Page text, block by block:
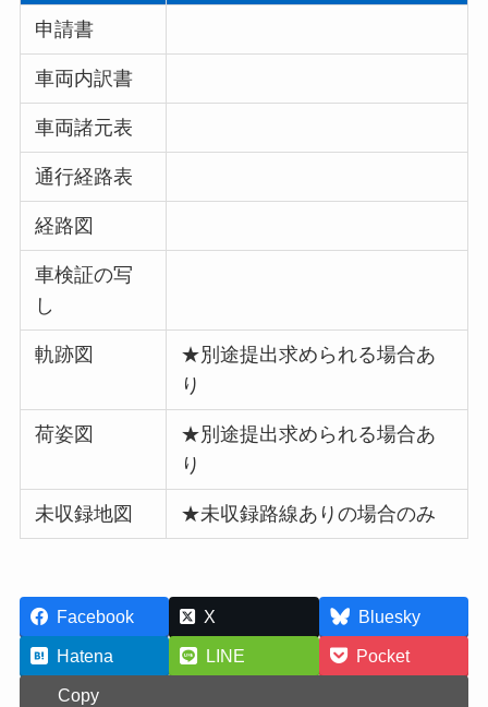
申請書
車両内訳書
車両諸元表
通行経路表
経路図
車検証の写
し
軌跡図
★別途提出求められる場合あ
り
荷姿図
★別途提出求められる場合あ
り
未収録地図 ★未収録路線ありの場合のみ
Facebook X
Bluesky
Hatena
LINE
Pocket
Copy